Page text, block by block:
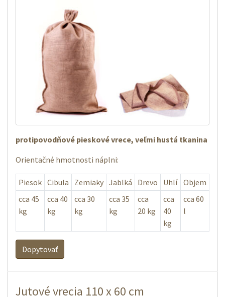
protipovodňové pieskové vrece, veľmi hustá tkanina
Orientačné hmotnosti náplni:
Piesok Cibula Zemiaky Jablká Drevo Uhlí
Objem
cca 45
kg
cca 40
kg
cca 30
kg
cca 35
kg
cca
20 kg
cca
40
kg
cca 60
l
Dopytovať
Jutové vrecia 110 x 60 cm